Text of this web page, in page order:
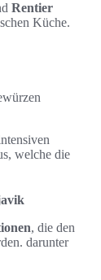
Rentier
Küche.
welche die
, die den
darunter